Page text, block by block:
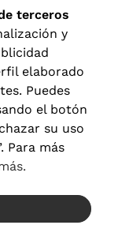
y condiciones
de cookies
España
terceros
y
elaborado
Puedes
el botón
su uso
Para más